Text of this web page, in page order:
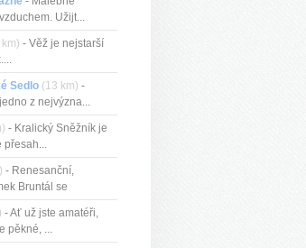
Užijt...
- Věž je nejstarší
Sedlo (13 km) -
z nejvýzna...
- Kralický Sněžník je
přesah...
- Renesanční,
Bruntál se
- Ať už jste amatéři,
pěkné, ...